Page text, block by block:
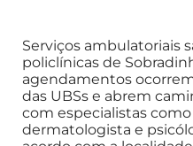
Serviços ambulatoriais
policlínicas de
agendamentos
das UBSs e abrem
com especialistas
dermatologista e